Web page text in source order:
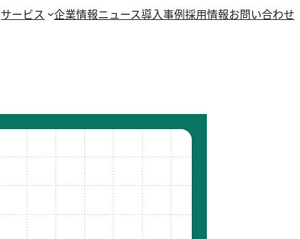
サービス 企業情報ニュース導入事例採用情報お問い合わせ